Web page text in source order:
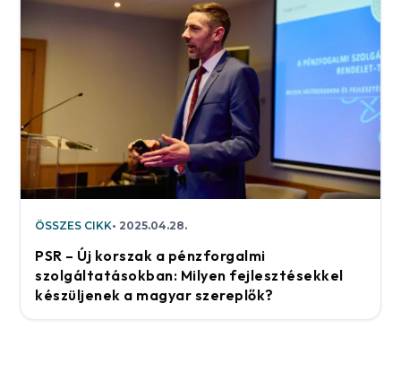
ÖSSZES CIKK 2025.04.28.
PSR – Új korszak a pénzforgalmi
szolgáltatásokban: Milyen fejlesztésekkel
készüljenek a magyar szereplők?